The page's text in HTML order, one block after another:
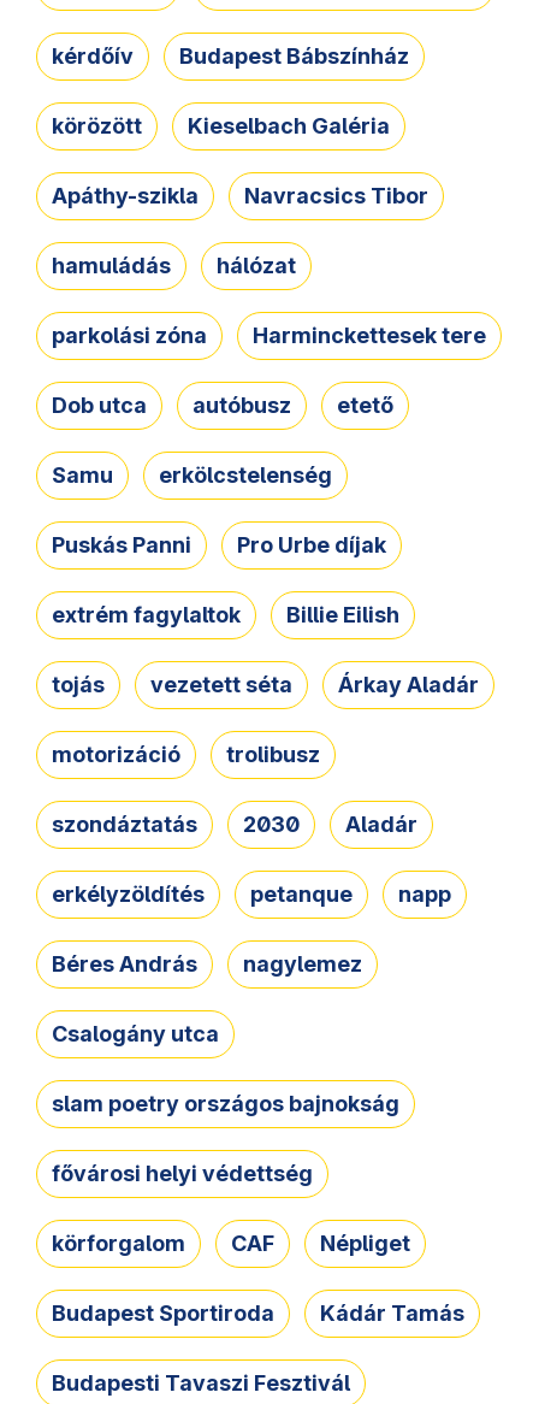
kérdőív Budapest Bábszínház
körözött Kieselbach Galéria
Apáthy-szikla Navracsics Tibor
hamuládás hálózat
parkolási zóna Harminckettesek tere
Dob utca autóbusz etető
Samu erkölcstelenség
Puskás Panni Pro Urbe díjak
extrém fagylaltok Billie Eilish
tojás vezetett séta Árkay Aladár
motorizáció trolibusz
szondáztatás 2030 Aladár
erkélyzöldítés petanque napp
Béres András nagylemez
Csalogány utca
slam poetry országos bajnokság
fővárosi helyi védettség
körforgalom CAF Népliget
Budapest Sportiroda Kádár Tamás
Budapesti Tavaszi Fesztivál